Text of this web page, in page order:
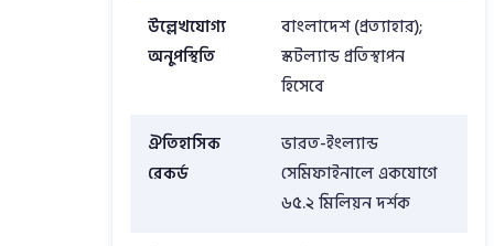
উল্লেখযোগ্য
অনুপস্থিতি
বাংলাদেশ (প্রত্যাহার);
স্কটল্যান্ড প্রতিস্থাপন
হিসেবে
ঐতিহাসিক
রেকর্ড
ভারত-ইংল্যান্ড
সেমিফাইনালে একযোগে
৬৫.২ মিলিয়ন দর্শক